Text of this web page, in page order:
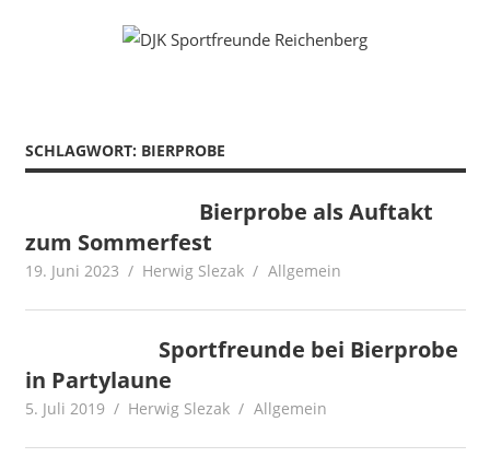
DJK
Radfahren
Rollkunstlauf
SCHLAGWORT: BIERPROBE
Bierprobe als Auftakt
zum Sommerfest
19. Juni 2023 Herwig Slezak Allgemein
Sportfreunde bei Bierprobe
in Partylaune
5. Juli 2019 Herwig Slezak Allgemein